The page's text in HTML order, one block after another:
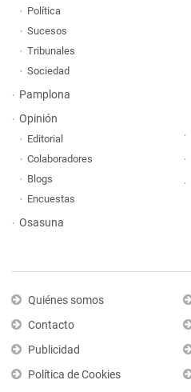
Política
Sucesos
Tribunales
Sociedad
Pamplona
Opinión
Editorial
Colaboradores
Blogs
Encuestas
Osasuna
Quiénes somos
Contacto
Publicidad
Política de Cookies